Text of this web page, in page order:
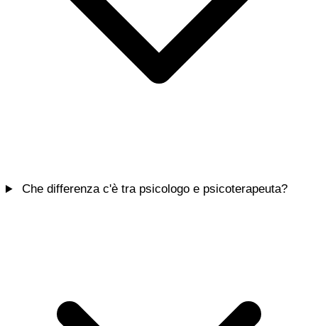
Che differenza c'è tra psicologo e psicoterapeuta?